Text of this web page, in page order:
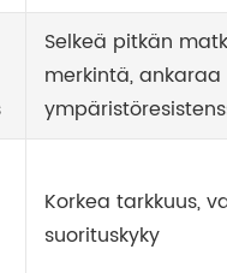
Selkeä pitkän
merkintä, ankaraa
Korkea tarkkuus,
suorituskyky